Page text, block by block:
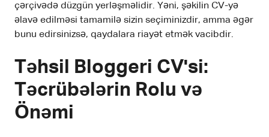
çərçivədə düzgün yerləşməlidir. Yəni, şəkilin CV-yə
əlavə edilməsi tamamilə sizin seçiminizdir, amma əgər
bunu edirsinizsə, qaydalara riayət etmək vacibdir.
Təhsil Bloggeri CV'si:
Təcrübələrin Rolu və
Önəmi